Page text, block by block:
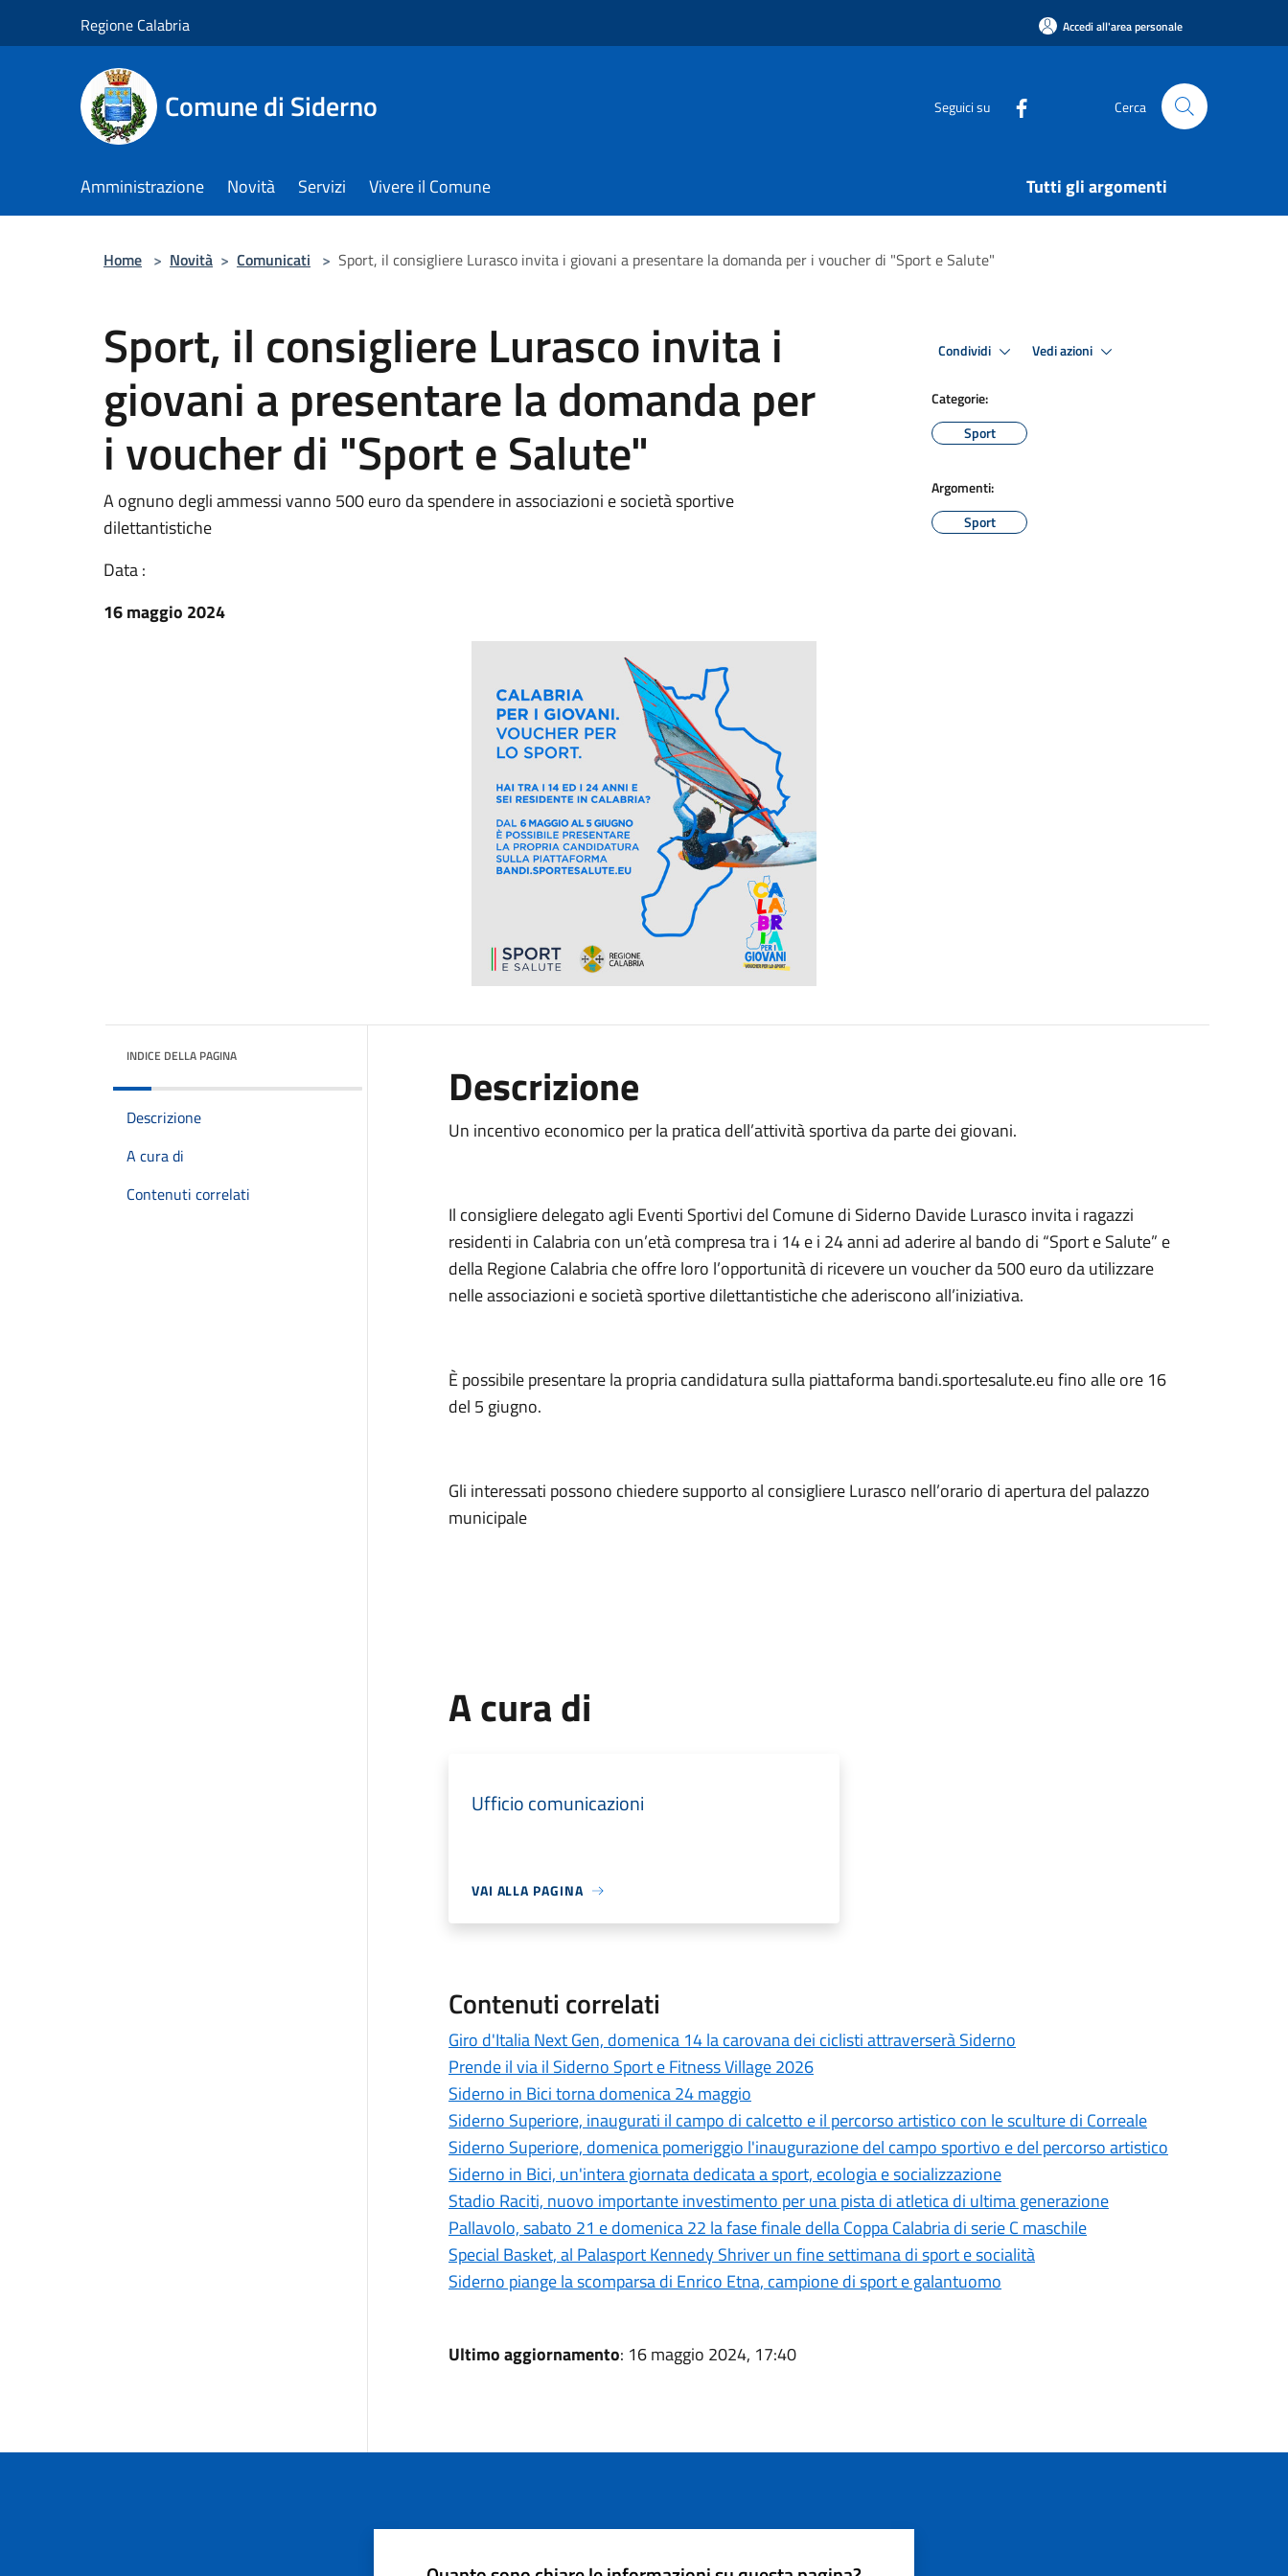
Regione Calabria Accedi all'area personale
Comune di Siderno Seguici su Cerca
Amministrazione Novità Servizi Vivere il Comune Tutti gli argomenti
Home > Novità > Comunicati > Sport, il consigliere Lurasco invita i giovani a presentare la domanda per i voucher di "Sport e Salute"
Sport, il consigliere Lurasco invita i
giovani a presentare la domanda per
i voucher di "Sport e Salute"
A ognuno degli ammessi vanno 500 euro da spendere in associazioni e società sportive
dilettantistiche
Data :
16 maggio 2024
Condividi Vedi azioni
Categorie:
Sport
Argomenti:
Sport
INDICE DELLA PAGINA
Descrizione
A cura di
Contenuti correlati
Descrizione
Un incentivo economico per la pratica dell’attività sportiva da parte dei giovani.
Il consigliere delegato agli Eventi Sportivi del Comune di Siderno Davide Lurasco invita i ragazzi
residenti in Calabria con un’età compresa tra i 14 e i 24 anni ad aderire al bando di “Sport e Salute” e
della Regione Calabria che offre loro l’opportunità di ricevere un voucher da 500 euro da utilizzare
nelle associazioni e società sportive dilettantistiche che aderiscono all’iniziativa.
È possibile presentare la propria candidatura sulla piattaforma bandi.sportesalute.eu fino alle ore 16
del 5 giugno.
Gli interessati possono chiedere supporto al consigliere Lurasco nell’orario di apertura del palazzo
municipale
A cura di
Ufficio comunicazioni
VAI ALLA PAGINA
Contenuti correlati
Giro d'Italia Next Gen, domenica 14 la carovana dei ciclisti attraverserà Siderno
Prende il via il Siderno Sport e Fitness Village 2026
Siderno in Bici torna domenica 24 maggio
Siderno Superiore, inaugurati il campo di calcetto e il percorso artistico con le sculture di Correale
Siderno Superiore, domenica pomeriggio l'inaugurazione del campo sportivo e del percorso artistico
Siderno in Bici, un'intera giornata dedicata a sport, ecologia e socializzazione
Stadio Raciti, nuovo importante investimento per una pista di atletica di ultima generazione
Pallavolo, sabato 21 e domenica 22 la fase finale della Coppa Calabria di serie C maschile
Special Basket, al Palasport Kennedy Shriver un fine settimana di sport e socialità
Siderno piange la scomparsa di Enrico Etna, campione di sport e galantuomo
Ultimo aggiornamento: 16 maggio 2024, 17:40